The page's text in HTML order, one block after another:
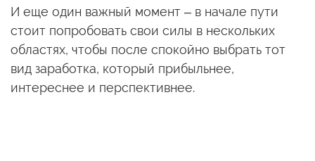
И еще один важный момент – в начале пути
стоит попробовать свои силы в нескольких
областях, чтобы после спокойно выбрать тот
вид заработка, который прибыльнее,
интереснее и перспективнее.